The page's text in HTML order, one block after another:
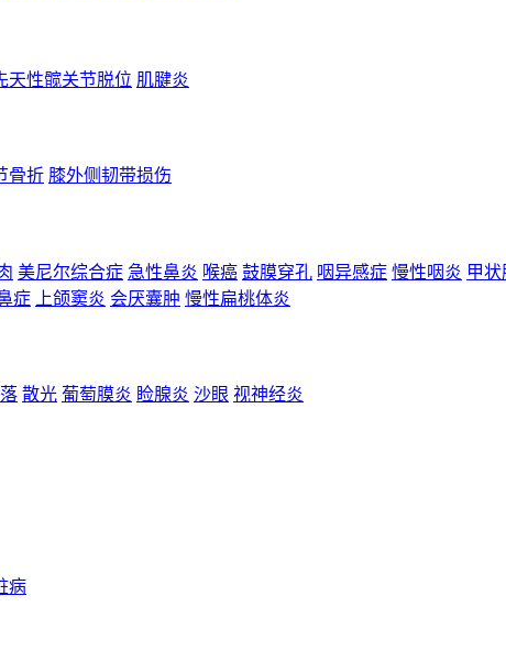
天性髋关节脱位 肌腱炎
骨折 膝外侧韧带损伤
美尼尔综合症 急性鼻炎 喉癌 鼓膜穿孔 咽异感症 慢性咽炎 甲
症 上颌窦炎 会厌囊肿 慢性扁桃体炎
散光 葡萄膜炎 睑腺炎 沙眼 视神经炎
病